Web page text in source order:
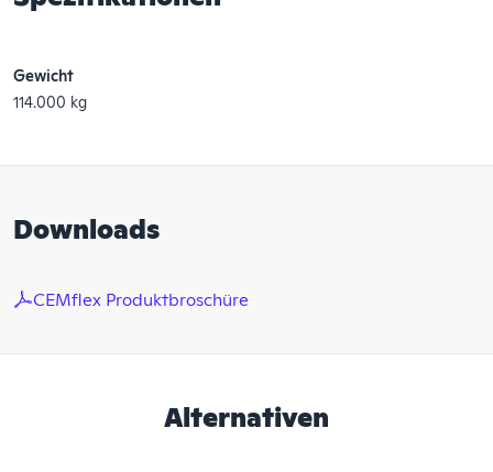
Gewicht
114.000 kg
Downloads
CEMflex Produktbroschüre
Alternativen